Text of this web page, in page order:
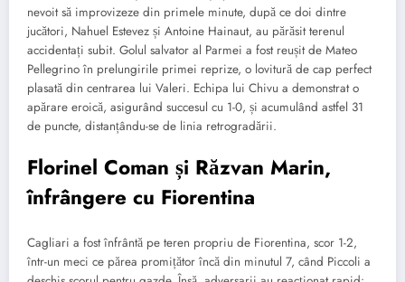
nevoit să improvizeze din primele minute, după ce doi dintre
jucători, Nahuel Estevez și Antoine Hainaut, au părăsit terenul
accidentați subit. Golul salvator al Parmei a fost reușit de Mateo
Pellegrino în prelungirile primei reprize, o lovitură de cap perfect
plasată din centrarea lui Valeri. Echipa lui Chivu a demonstrat o
apărare eroică, asigurând succesul cu 1-0, și acumulând astfel 31
de puncte, distanțându-se de linia retrogradării.
Florinel Coman și Răzvan Marin,
înfrângere cu Fiorentina
Cagliari a fost înfrântă pe teren propriu de Fiorentina, scor 1-2,
într-un meci ce părea promițător încă din minutul 7, când Piccoli a